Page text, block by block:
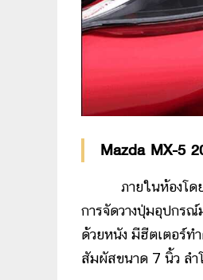
Mazda MX-5
ภายในห้องโ
การจัดวางปุ่มอุปกรณ์
ด้วยหนัง มีฮีตเตอร์ท
สัมผัสขนาด 7 นิ้ว ลำ